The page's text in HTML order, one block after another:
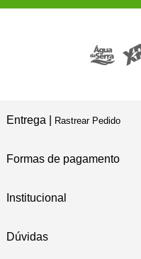
Entrega | Rastrear Pedido
Formas de pagamento
Institucional
Dúvidas